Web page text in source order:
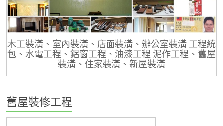
木工裝潢、室內裝潢、店面裝潢、辦公室裝潢 工程統
包、水電工程、鋁窗工程、油漆工程 泥作工程、舊屋
裝潢、住家裝潢、新屋裝潢
舊屋裝修工程